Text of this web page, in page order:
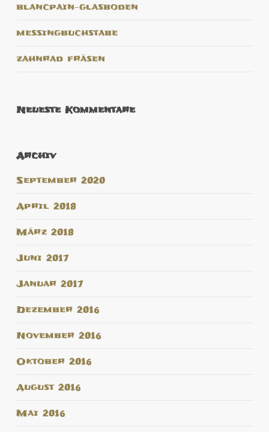
blancpain-glasboden
messingbuchstabe
zahnrad fräsen
Neueste Kommentare
Archiv
September 2020
April 2018
März 2018
Juni 2017
Januar 2017
Dezember 2016
November 2016
Oktober 2016
August 2016
Mai 2016